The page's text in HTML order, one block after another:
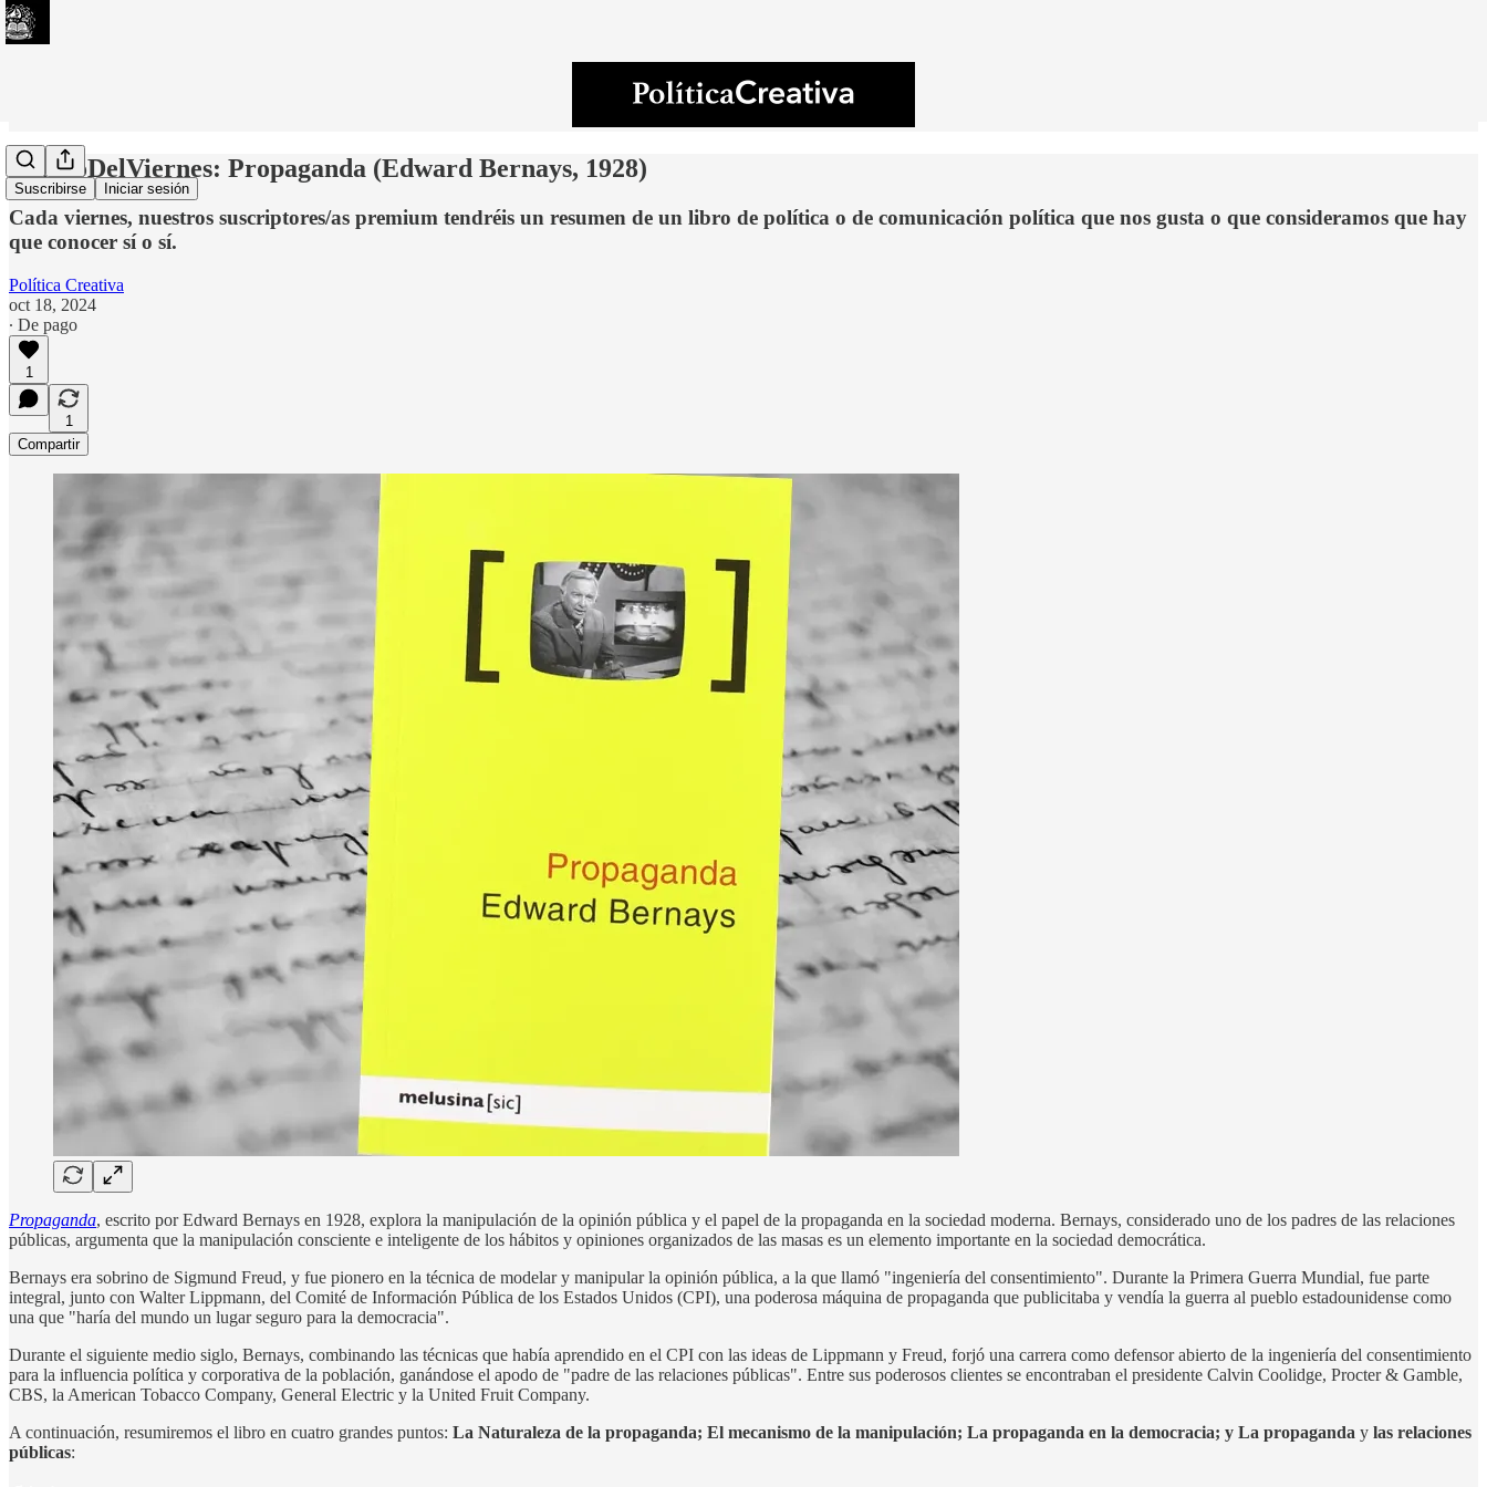
Suscribirse Iniciar sesión
#LibroDelViernes: Propaganda (Edward Bernays, 1928)
Cada viernes, nuestros suscriptores/as premium tendréis un resumen de un libro de política o de comunicación política que nos gusta o que consideramos que hay
que conocer sí o sí.
Política Creativa
oct 18, 2024
∙ De pago
1
1
Compartir
Propaganda, escrito por Edward Bernays en 1928, explora la manipulación de la opinión pública y el papel de la propaganda en la sociedad moderna. Bernays, considerado uno de los padres de las relaciones
públicas, argumenta que la manipulación consciente e inteligente de los hábitos y opiniones organizados de las masas es un elemento importante en la sociedad democrática.
Bernays era sobrino de Sigmund Freud, y fue pionero en la técnica de modelar y manipular la opinión pública, a la que llamó "ingeniería del consentimiento". Durante la Primera Guerra Mundial, fue parte
integral, junto con Walter Lippmann, del Comité de Información Pública de los Estados Unidos (CPI), una poderosa máquina de propaganda que publicitaba y vendía la guerra al pueblo estadounidense como
una que "haría del mundo un lugar seguro para la democracia".
Durante el siguiente medio siglo, Bernays, combinando las técnicas que había aprendido en el CPI con las ideas de Lippmann y Freud, forjó una carrera como defensor abierto de la ingeniería del consentimiento
para la influencia política y corporativa de la población, ganándose el apodo de "padre de las relaciones públicas". Entre sus poderosos clientes se encontraban el presidente Calvin Coolidge, Procter & Gamble,
CBS, la American Tobacco Company, General Electric y la United Fruit Company.
A continuación, resumiremos el libro en cuatro grandes puntos: La Naturaleza de la propaganda; El mecanismo de la manipulación; La propaganda en la democracia; y La propaganda y las relaciones
públicas: